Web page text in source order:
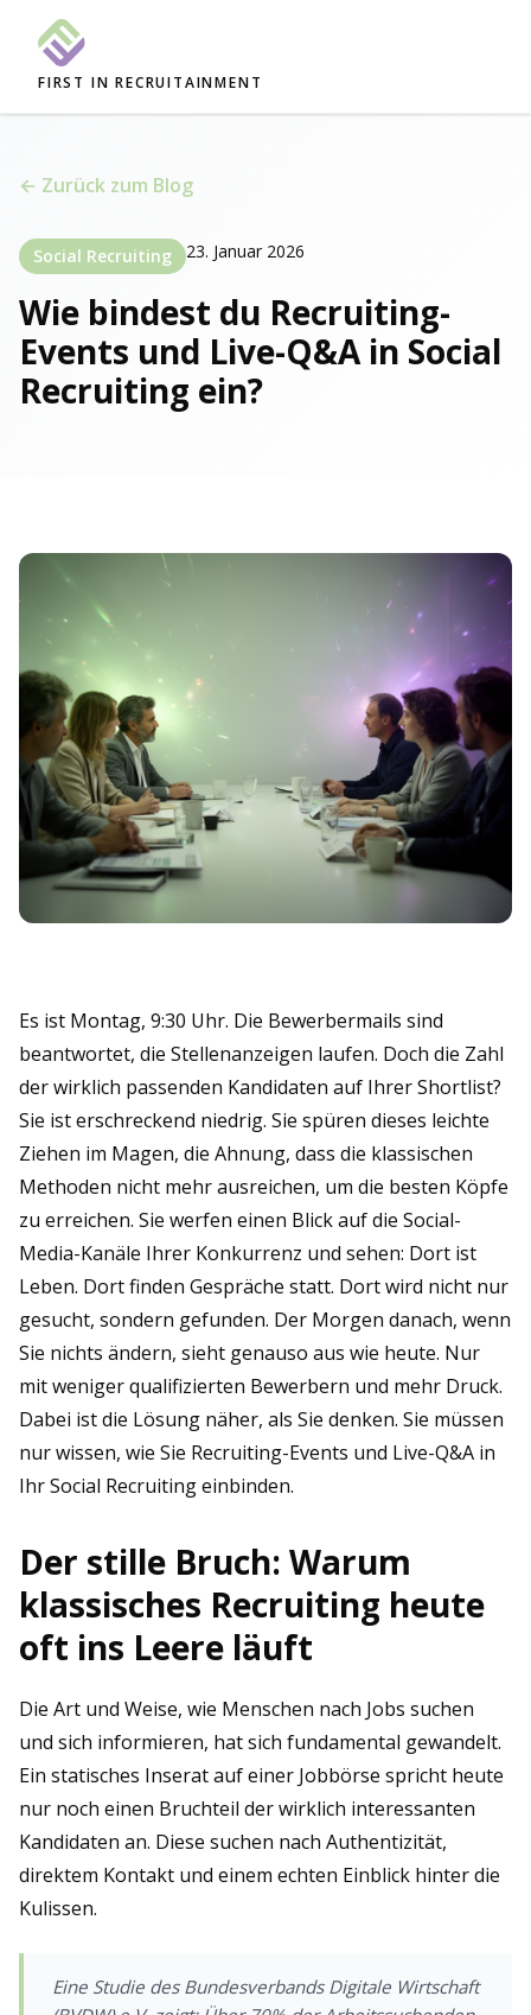
FIRST IN RECRUITAINMENT
← Zurück zum Blog
Social Recruiting 23. Januar 2026
Wie bindest du Recruiting-
Events und Live-Q&A in Social
Recruiting ein?
Es ist Montag, 9:30 Uhr. Die Bewerbermails sind
beantwortet, die Stellenanzeigen laufen. Doch die Zahl
der wirklich passenden Kandidaten auf Ihrer Shortlist?
Sie ist erschreckend niedrig. Sie spüren dieses leichte
Ziehen im Magen, die Ahnung, dass die klassischen
Methoden nicht mehr ausreichen, um die besten Köpfe
zu erreichen. Sie werfen einen Blick auf die Social-
Media-Kanäle Ihrer Konkurrenz und sehen: Dort ist
Leben. Dort finden Gespräche statt. Dort wird nicht nur
gesucht, sondern gefunden. Der Morgen danach, wenn
Sie nichts ändern, sieht genauso aus wie heute. Nur
mit weniger qualifizierten Bewerbern und mehr Druck.
Dabei ist die Lösung näher, als Sie denken. Sie müssen
nur wissen, wie Sie Recruiting-Events und Live-Q&A in
Ihr Social Recruiting einbinden.
Der stille Bruch: Warum
klassisches Recruiting heute
oft ins Leere läuft
Die Art und Weise, wie Menschen nach Jobs suchen
und sich informieren, hat sich fundamental gewandelt.
Ein statisches Inserat auf einer Jobbörse spricht heute
nur noch einen Bruchteil der wirklich interessanten
Kandidaten an. Diese suchen nach Authentizität,
direktem Kontakt und einem echten Einblick hinter die
Kulissen.
Eine Studie des Bundesverbands Digitale Wirtschaft